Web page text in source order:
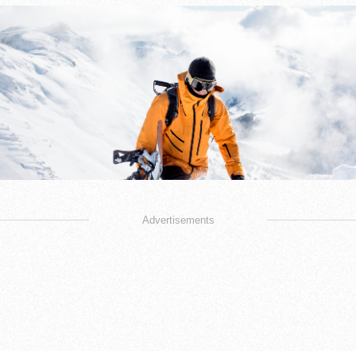
Advertisements